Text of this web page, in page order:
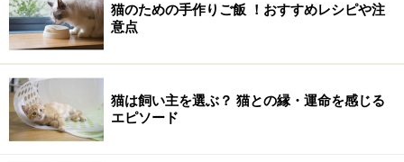
猫のための手作りご飯 ！おすすめレシピや注
意点
猫は飼い主を選ぶ？ 猫との縁・運命を感じる
エピソード